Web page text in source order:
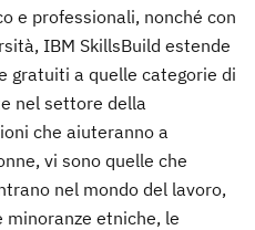
e professionali, nonché con
IBM SkillsBuild estende
gratuiti a quelle categorie di
nel settore della
che aiuteranno a
vi sono quelle che
nel mondo del lavoro,
etniche, le